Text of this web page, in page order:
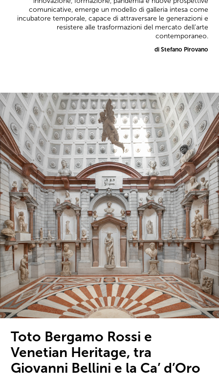
comunicative, emerge un modello di galleria intesa come
incubatore temporale, capace di attraversare le generazioni e
resistere alle trasformazioni del mercato dell’arte
contemporaneo.
di Stefano Pirovano
Toto Bergamo Rossi e
Venetian Heritage, tra
Giovanni Bellini e la Ca’ d’Oro